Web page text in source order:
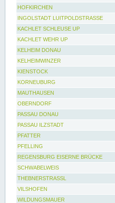
HOFKIRCHEN
INGOLSTADT LUITPOLDSTRASSE
KACHLET SCHLEUSE UP
KACHLET WEHR UP
KELHEIM DONAU
KELHEIMWINZER
KIENSTOCK
KORNEUBURG
MAUTHAUSEN
OBERNDORF
PASSAU DONAU
PASSAU ILZSTADT
PFATTER
PFELLING
REGENSBURG EISERNE BRÜCKE
SCHWABELWEIS
THEBNERSTRASSL
VILSHOFEN
WILDUNGSMAUER